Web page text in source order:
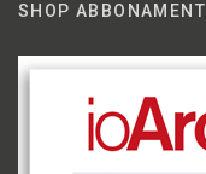
SHOP ABBONAMENTI